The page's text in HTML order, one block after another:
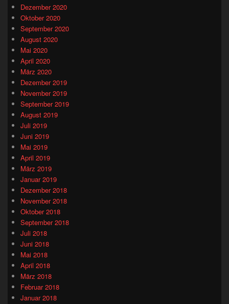
Dezember 2020
Oktober 2020
September 2020
August 2020
Mai 2020
April 2020
März 2020
Dezember 2019
November 2019
September 2019
August 2019
Juli 2019
Juni 2019
Mai 2019
April 2019
März 2019
Januar 2019
Dezember 2018
November 2018
Oktober 2018
September 2018
Juli 2018
Juni 2018
Mai 2018
April 2018
März 2018
Februar 2018
Januar 2018